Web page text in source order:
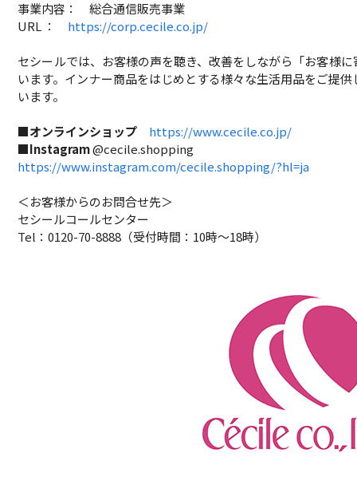
事業内容： 総合通信販売事業
URL ： https://corp.cecile.co.jp/
セシールでは、お客様の声を聴き、改善をしながら「お客様
います。インナー商品をはじめとする様々な生活用品をご提
います。
■オンラインショップ
https://www.cecile.co.jp/
■Instagram@cecile.shopping
https://www.instagram.com/cecile.shopping/?hl=ja
＜お客様からのお問合せ先＞
セシールコールセンター
Tel：0120-70-8888（受付時間：10時～18時）